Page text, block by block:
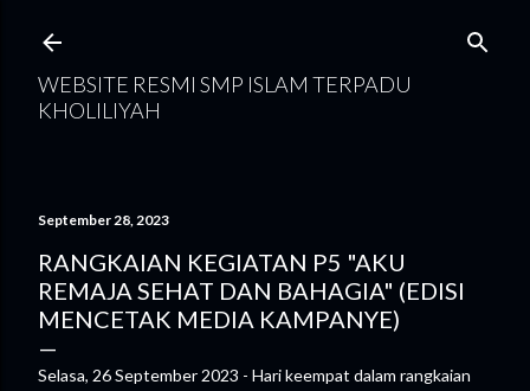
WEBSITE RESMI SMP ISLAM TERPADU
KHOLILIYAH
September 28, 2023
RANGKAIAN KEGIATAN P5 "AKU
REMAJA SEHAT DAN BAHAGIA" (EDISI
MENCETAK MEDIA KAMPANYE)
Selasa, 26 September 2023 - Hari keempat dalam rangkaian